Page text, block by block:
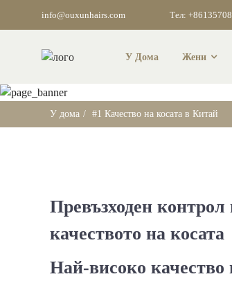
info@ouxunhairs.com Тел:
У Дома Жени
У дома #1 Качество на косата в Китай
Превъзходен контрол
качеството на косата
Най-високо качество